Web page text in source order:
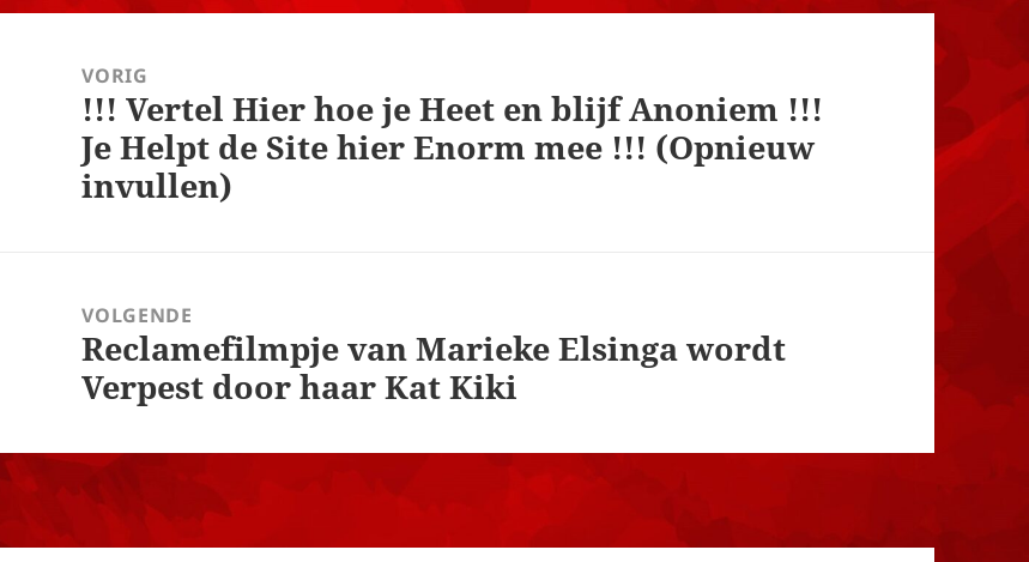
navigatieVORIG
Vorig
bericht:
!!! Vertel Hier hoe je Heet en blijf Anoniem !!!
Je Helpt de Site hier Enorm mee !!! (Opnieuw
invullen)
VOLGENDE
Volgend
bericht:
Reclamefilmpje van Marieke Elsinga wordt
Verpest door haar Kat Kiki